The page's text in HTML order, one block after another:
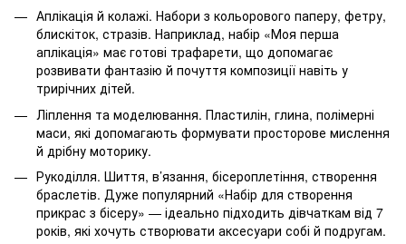
Аплікація й колажі. Набори з кольорового паперу, фетру,
блискіток, стразів. Наприклад, набір «Моя перша
аплікація» має готові трафарети, що допомагає
розвивати фантазію й почуття композиції навіть у
трирічних дітей.
Ліплення та моделювання. Пластилін, глина, полімерні
маси, які допомагають формувати просторове мислення
й дрібну моторику.
Рукоділля. Шиття, в’язання, бісероплетіння, створення
браслетів. Дуже популярний «Набір для створення
прикрас з бісеру» — ідеально підходить дівчаткам від 7
років, які хочуть створювати аксесуари собі й подругам.